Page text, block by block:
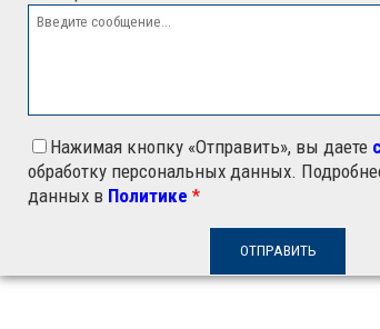
Нажимая кнопку «Отправить», вы даете
обработку персональных данных.
данных в Политике *